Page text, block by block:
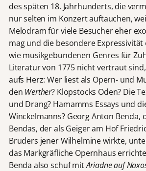
des späten 18. Jahrhunderts, die
nur selten im Konzert auftauchen,
Melodram für viele Besucher eher
mag und die besondere Expressivität
wie musikgebundenen Genres für
Literatur von 1775 nicht vertraut
aufs Herz: Wer liest als Opern- und
den Werther? Klopstocks Oden? Die
und Drang? Hamamms Essays und
Winckelmanns? Georg Anton Benda,
Bendas, der als Geiger am Hof
Bruders jener Wilhelmine wirkte,
das Markgräfliche Opernhaus
Benda also schuf mitAriadne auf